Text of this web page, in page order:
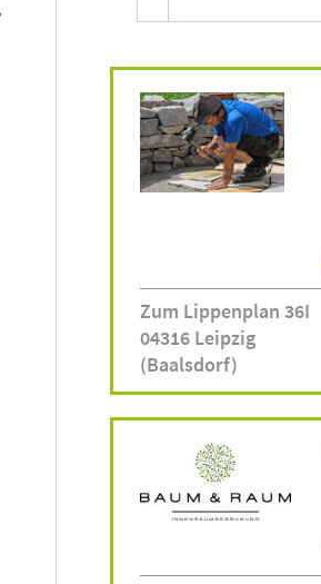
Zum Lippenplan 36I
04316 Leipzig
(Baalsdorf)